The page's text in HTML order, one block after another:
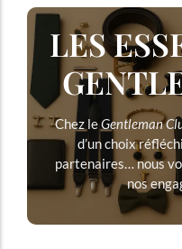
LES
Chez leGentleman
d’un choix
partenaires… nous
nos